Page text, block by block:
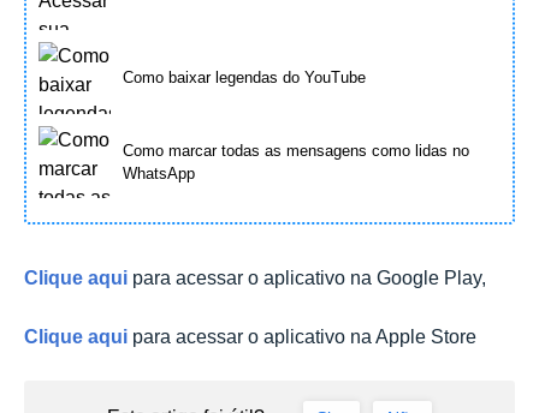
Como baixar legendas do YouTube
Como marcar todas as mensagens como lidas no
WhatsApp
Clique aqui para acessar o aplicativo na Google Play,
Clique aqui para acessar o aplicativo na Apple Store